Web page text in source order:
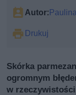
Autor:
Drukuj
Skórka
ogromnym
w